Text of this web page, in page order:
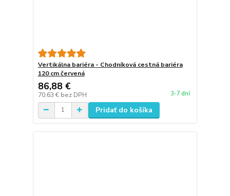
Vertikálna bariéra - Chodníková cestná bariéra
120 cm červená
86,88 €
70,63 € bez DPH 3-7 dní
Pridať do košíka